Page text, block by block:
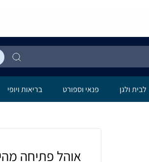
לבית ולגן פנאי וספורט בריאות ויופי